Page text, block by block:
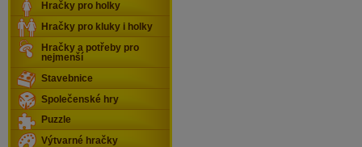
Hračky pro holky
Hračky pro kluky i holky
Hračky a potřeby pro
nejmenší
Stavebnice
Společenské hry
Puzzle
Výtvarné hračky